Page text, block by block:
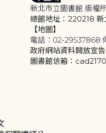
新北市立圖書館 版權
總館地址：220218
【地圖】
電話：02-29537868
政府網站資料開放宣告
圖書館信箱：